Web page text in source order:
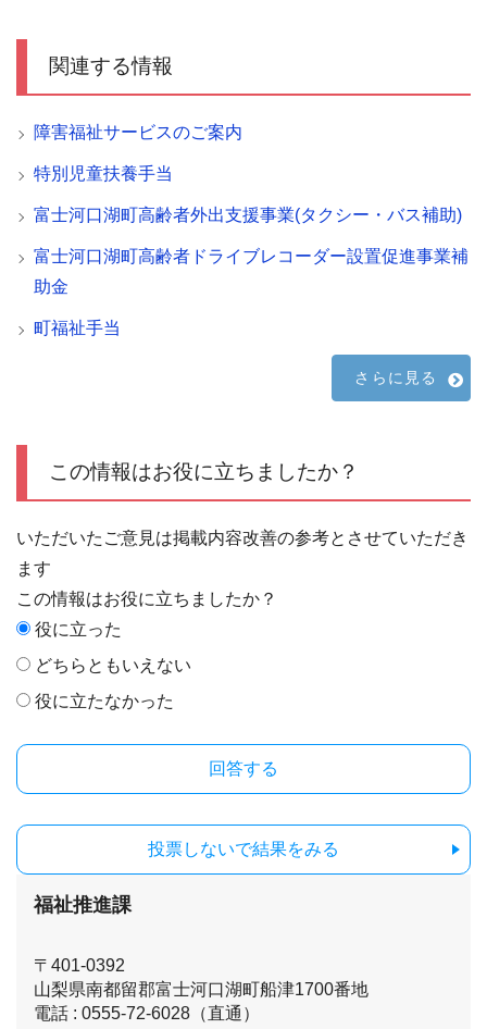
関連する情報
障害福祉サービスのご案内
特別児童扶養手当
富士河口湖町高齢者外出支援事業(タクシー・バス補助)
富士河口湖町高齢者ドライブレコーダー設置促進事業補
助金
町福祉手当
さらに見る
この情報はお役に立ちましたか？
いただいたご意見は掲載内容改善の参考とさせていただき
ます
この情報はお役に立ちましたか？
役に立った
どちらともいえない
役に立たなかった
投票しないで結果をみる
福祉推進課
〒401-0392
山梨県南都留郡富士河口湖町船津1700番地
電話 : 0555-72-6028（直通）